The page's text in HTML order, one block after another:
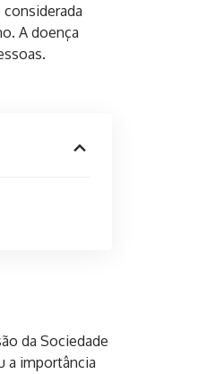
A doença
da Sociedade
a importância